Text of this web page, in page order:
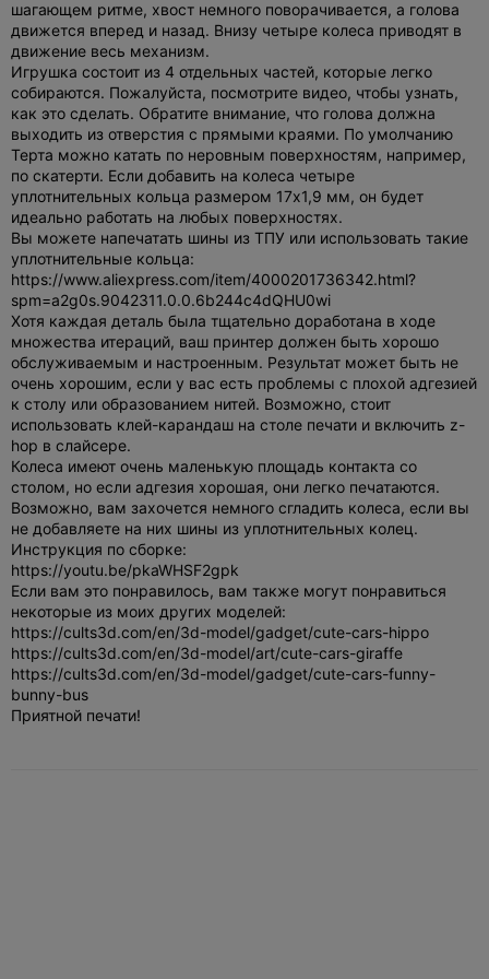
шагающем ритме, хвост немного поворачивается, а голова
движется вперед и назад. Внизу четыре колеса приводят в
движение весь механизм.
Игрушка состоит из 4 отдельных частей, которые легко
собираются. Пожалуйста, посмотрите видео, чтобы узнать,
как это сделать. Обратите внимание, что голова должна
выходить из отверстия с прямыми краями. По умолчанию
Терта можно катать по неровным поверхностям, например,
по скатерти. Если добавить на колеса четыре
уплотнительных кольца размером 17x1,9 мм, он будет
идеально работать на любых поверхностях.
Вы можете напечатать шины из ТПУ или использовать такие
уплотнительные кольца:
https://www.aliexpress.com/item/4000201736342.html?
spm=a2g0s.9042311.0.0.6b244c4dQHU0wi
Хотя каждая деталь была тщательно доработана в ходе
множества итераций, ваш принтер должен быть хорошо
обслуживаемым и настроенным. Результат может быть не
очень хорошим, если у вас есть проблемы с плохой адгезией
к столу или образованием нитей. Возможно, стоит
использовать клей-карандаш на столе печати и включить z-
hop в слайсере.
Колеса имеют очень маленькую площадь контакта со
столом, но если адгезия хорошая, они легко печатаются.
Возможно, вам захочется немного сгладить колеса, если вы
не добавляете на них шины из уплотнительных колец.
Инструкция по сборке:
https://youtu.be/pkaWHSF2gpk
Если вам это понравилось, вам также могут понравиться
некоторые из моих других моделей:
https://cults3d.com/en/3d-model/gadget/cute-cars-hippo
https://cults3d.com/en/3d-model/art/cute-cars-giraffe
https://cults3d.com/en/3d-model/gadget/cute-cars-funny-
bunny-bus
Приятной печати!